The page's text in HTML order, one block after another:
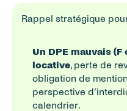
Rappel stratégique
Un DPE mauvais (F
locative, perte de
obligation de
perspective
calendrier.